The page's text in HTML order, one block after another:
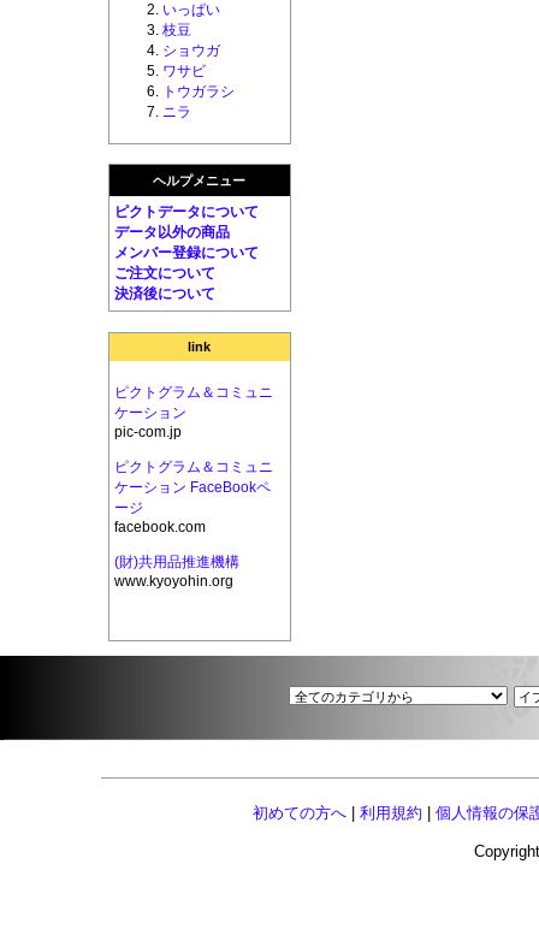
いっぱい
枝豆
ショウガ
ワサビ
トウガラシ
ニラ
ヘルプメニュー
ピクトデータについて
データ以外の商品
メンバー登録について
ご注文について
決済後について
link
ピクトグラム＆コミュニ
ケーション
pic-com.jp
ピクトグラム＆コミュニ
ケーション FaceBookペ
ージ
facebook.com
(財)共用品推進機構
www.kyoyohin.org
初めての方へ 利用規約 個人情報の保